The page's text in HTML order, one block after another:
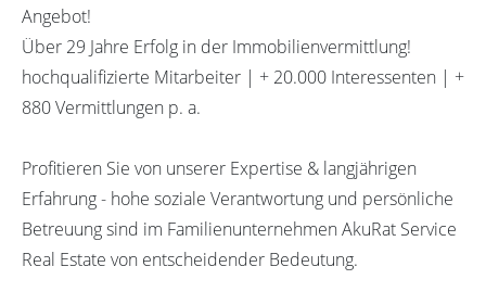
Angebot!
Über 29 Jahre Erfolg in der Immobilienvermittlung!
hochqualifizierte Mitarbeiter | + 20.000 Interessenten | +
880 Vermittlungen p. a.
Profitieren Sie von unserer Expertise & langjährigen
Erfahrung - hohe soziale Verantwortung und persönliche
Betreuung sind im Familienunternehmen AkuRat Service
Real Estate von entscheidender Bedeutung.